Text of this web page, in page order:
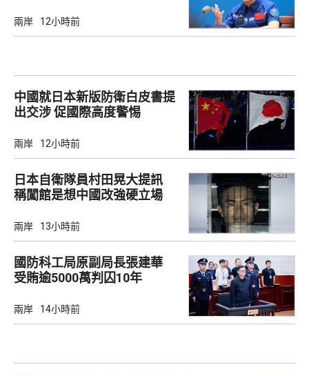
兩岸 12小時前
中國就日本新版防衛白皮書提
出交涉 促國際高度警惕
兩岸 12小時前
日本自衛隊員村田晃大提訊
稱闖館是想中國改強硬立場
兩岸 13小時前
國防科工局原副局長張建華
受賄逾5000萬判囚10年
兩岸 14小時前